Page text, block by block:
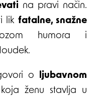
na pravi način.
lik fatalne, snažne
humora i
o
ljubavnom
ženu stavlja u